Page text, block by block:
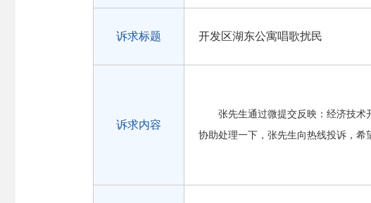
诉求标题 开发区湖东公寓唱歌扰民
诉求内容
张先生通过微提交反映：经济技术
协助处理一下，张先生向热线投诉，希